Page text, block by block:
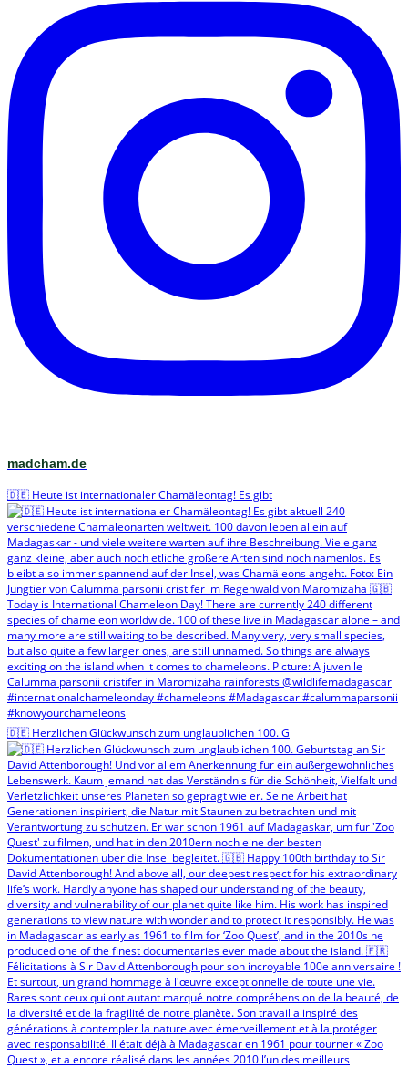
madcham.de
🇩🇪 Heute ist internationaler Chamäleontag! Es gibt
🇩🇪 Herzlichen Glückwunsch zum unglaublichen 100. G